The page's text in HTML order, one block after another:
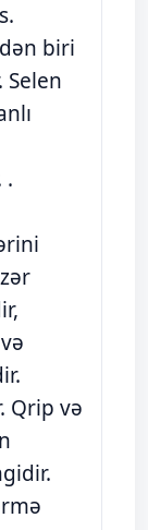
biri
Selen
.
Qrip və